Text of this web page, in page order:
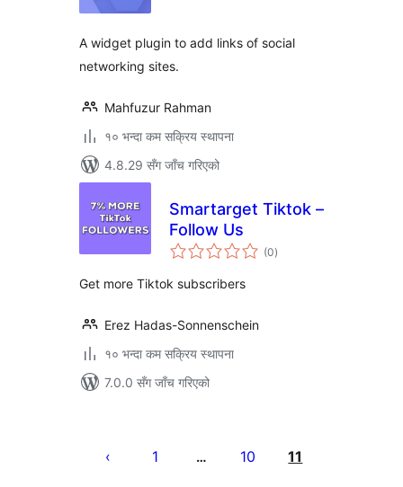
A widget plugin to add links of social
networking sites.
Mahfuzur Rahman
१० भन्दा कम सक्रिय स्थापना
4.8.29 सँग जाँच गरिएको
Smartarget Tiktok –
Follow Us
(0कुल
रेटिङ्गहरू
)
Get more Tiktok subscribers
Erez Hadas-Sonnenschein
१० भन्दा कम सक्रिय स्थापना
7.0.0 सँग जाँच गरिएको
पृष्ठाङ्कन1 … 10 11